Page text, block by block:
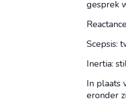
gesprek
Scepsis:
Inertia:
In plaats
eronder